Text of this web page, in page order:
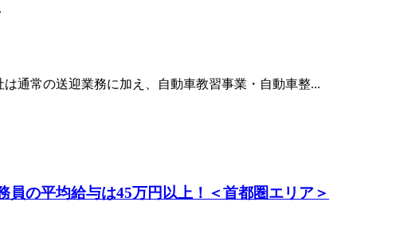
通常の送迎業務に加え、自動車教習事業・自動車整...
の平均給与は45万円以上！＜首都圏エリア＞